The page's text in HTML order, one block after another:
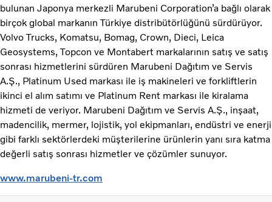
bulunan Japonya merkezli Marubeni Corporation’a bağlı olarak
birçok global markanın Türkiye distribütörlüğünü sürdürüyor.
Volvo Trucks, Komatsu, Bomag, Crown, Dieci, Leica
Geosystems, Topcon ve Montabert markalarının satış ve satış
sonrası hizmetlerini sürdüren Marubeni Dağıtım ve Servis
A.Ş., Platinum Used markası ile iş makineleri ve forkliftlerin
ikinci el alım satımı ve Platinum Rent markası ile kiralama
hizmeti de veriyor. Marubeni Dağıtım ve Servis A.Ş., inşaat,
madencilik, mermer, lojistik, yol ekipmanları, endüstri ve enerji
gibi farklı sektörlerdeki müşterilerine ürünlerin yanı sıra katma
değerli satış sonrası hizmetler ve çözümler sunuyor.
www.marubeni-tr.com